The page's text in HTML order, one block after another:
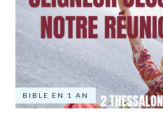
BIBLE EN 1 AN